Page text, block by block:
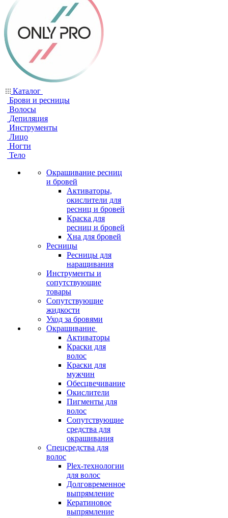
Каталог
Брови и ресницы
Волосы
Депиляция
Инструменты
Лицо
Ногти
Тело
Окрашивание ресниц
и бровей
Активаторы,
окислители для
ресниц и бровей
Краска для
ресниц и бровей
Хна для бровей
Ресницы
Ресницы для
наращивания
Инструменты и
сопутствующие
товары
Сопутствующие
жидкости
Уход за бровями
Окрашивание
Активаторы
Краски для
волос
Краски для
мужчин
Обесцвечивание
Окислители
Пигменты для
волос
Сопутствующие
средства для
окрашивания
Спецсредства для
волос
Plex-технологии
для волос
Долговременное
выпрямление
Кератиновое
выпрямление